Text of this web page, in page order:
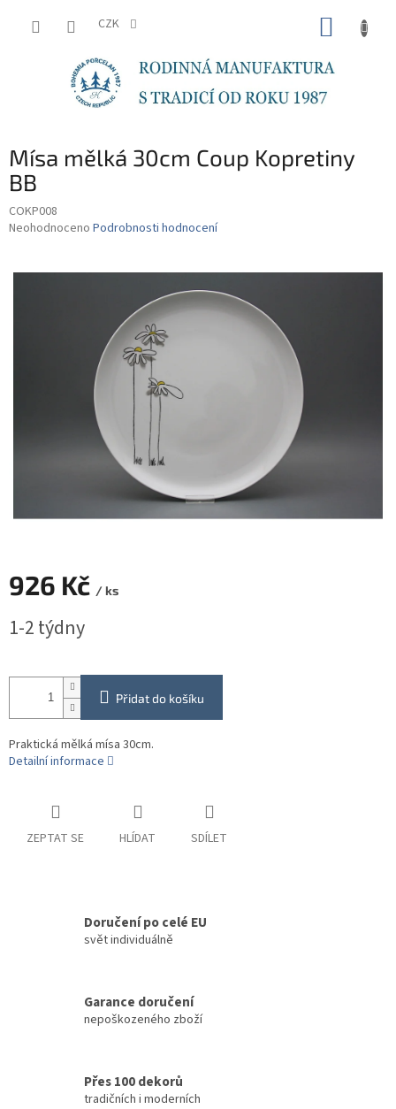
CZK
Mísa mělká 30cm Coup Kopretiny
BB
COKP008
Průměrné
je
Neohodnoceno Podrobnosti hodnocení
926 Kč / ks
cena:
1-2 týdny
Přidat do košíku
Praktická mělká mísa 30cm.
Detailní informace
ZEPTAT SE HLÍDAT SDÍLET
Doručení po celé EU
svět individuálně
Garance doručení
nepoškozeného zboží
Přes 100 dekorů
tradičních i moderních